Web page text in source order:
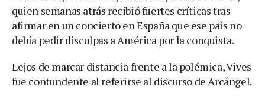
quien semanas atrás recibió fuertes críticas tras
afirmar en un concierto en España que ese país no
debía pedir disculpas a América por la conquista.
Lejos de marcar distancia frente a la polémica, Vives
fue contundente al referirse al discurso de Arcángel.